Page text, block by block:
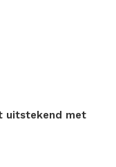
uitstekend met